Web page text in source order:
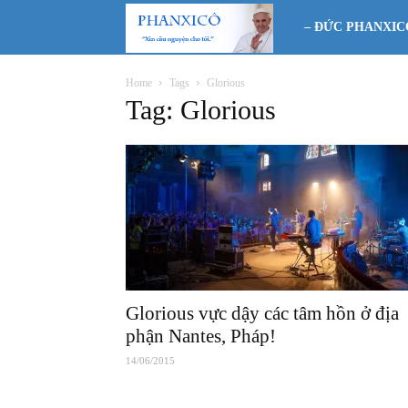
Phanxicô
– ĐỨC
Home Tags Glorious
Tag: Glorious
Glorious vực dậy các tâm hồn ở địa
phận Nantes, Pháp!
14/06/2015